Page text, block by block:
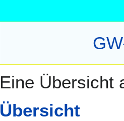
Eine Übersicht
Übersicht